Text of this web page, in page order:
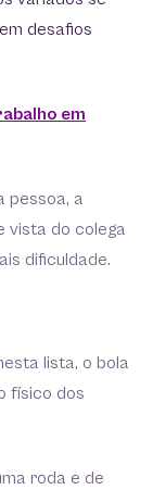
desafios
em
pessoa, a
vista do colega
dificuldade.
lista, o bola
físico dos
roda e de